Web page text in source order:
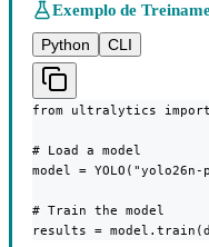
Exemplo de
Python
CLI
from ultralytics import
# Load a model
model =
# Train the model
results =